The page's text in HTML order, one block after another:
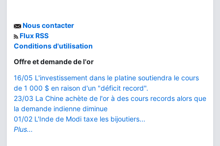
Nous contacter
Flux RSS
Conditions d'utilisation
Offre et demande de l'or
16/05 L'investissement dans le platine soutiendra le cours
de 1 000 $ en raison d'un "déficit record".
23/03 La Chine achète de l'or à des cours records alors que
la demande indienne diminue
01/02 L'Inde de Modi taxe les bijoutiers...
Plus...